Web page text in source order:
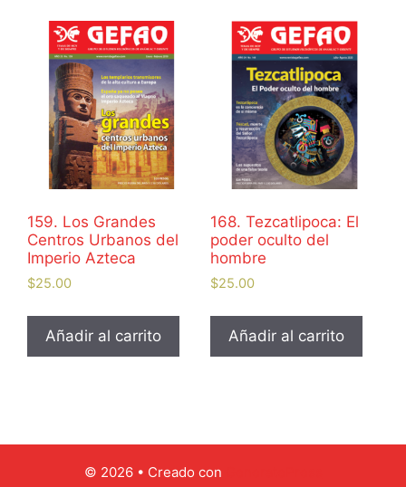
159. Los Grandes
Centros Urbanos del
Imperio Azteca
$25.00
Añadir al carrito
168. Tezcatlipoca: El
poder oculto del
hombre
$25.00
Añadir al carrito
© 2026 • Creado con